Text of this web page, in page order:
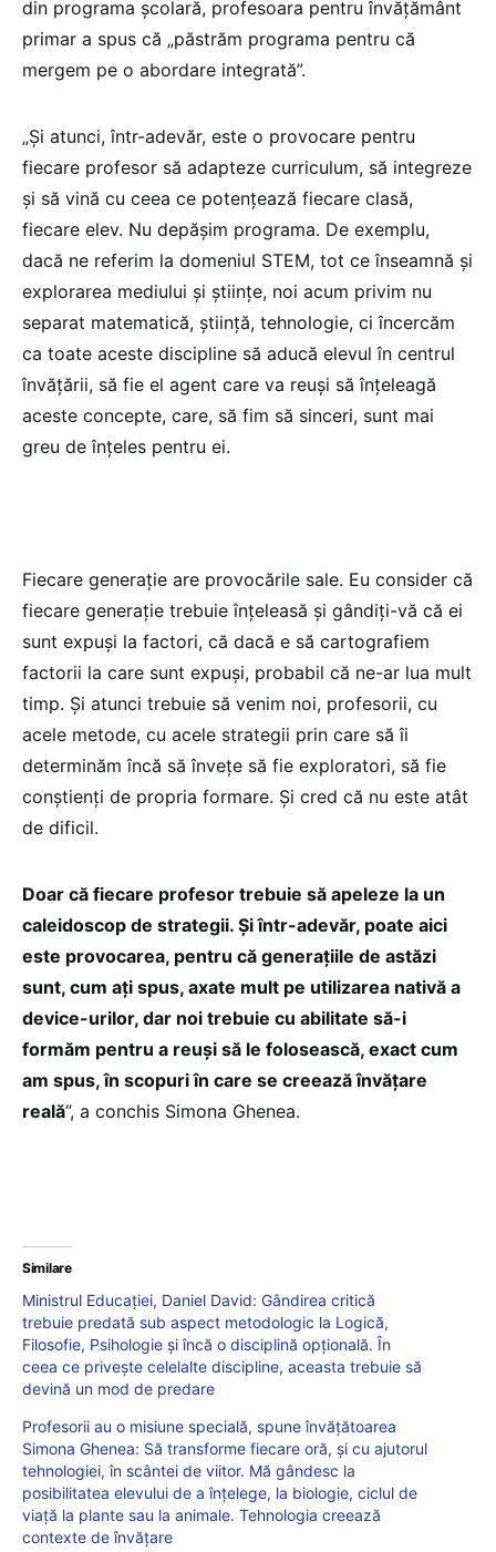
din programa școlară, profesoara pentru învățământ
primar a spus că „păstrăm programa pentru că
mergem pe o abordare integrată”.
„Și atunci, într-adevăr, este o provocare pentru
fiecare profesor să adapteze curriculum, să integreze
și să vină cu ceea ce potențează fiecare clasă,
fiecare elev. Nu depășim programa. De exemplu,
dacă ne referim la domeniul STEM, tot ce înseamnă și
explorarea mediului și științe, noi acum privim nu
separat matematică, știință, tehnologie, ci încercăm
ca toate aceste discipline să aducă elevul în centrul
învățării, să fie el agent care va reuși să înțeleagă
aceste concepte, care, să fim să sinceri, sunt mai
greu de înțeles pentru ei.
Fiecare generație are provocările sale. Eu consider că
fiecare generație trebuie înțeleasă și gândiți-vă că ei
sunt expuși la factori, că dacă e să cartografiem
factorii la care sunt expuși, probabil că ne-ar lua mult
timp. Și atunci trebuie să venim noi, profesorii, cu
acele metode, cu acele strategii prin care să îi
determinăm încă să învețe să fie exploratori, să fie
conștienți de propria formare. Și cred că nu este atât
de dificil.
Doar că fiecare profesor trebuie să apeleze la un
caleidoscop de strategii. Și într-adevăr, poate aici
este provocarea, pentru că generațiile de astăzi
sunt, cum ați spus, axate mult pe utilizarea nativă a
device-urilor, dar noi trebuie cu abilitate să-i
formăm pentru a reuși să le folosească, exact cum
am spus, în scopuri în care se creează învățare
reală”, a conchis Simona Ghenea.
Similare
Ministrul Educației, Daniel David: Gândirea critică
trebuie predată sub aspect metodologic la Logică,
Filosofie, Psihologie și încă o disciplină opțională. În
ceea ce privește celelalte discipline, aceasta trebuie să
devină un mod de predare
Profesorii au o misiune specială, spune învățătoarea
Simona Ghenea: Să transforme fiecare oră, și cu ajutorul
tehnologiei, în scântei de viitor. Mă gândesc la
posibilitatea elevului de a înțelege, la biologie, ciclul de
viață la plante sau la animale. Tehnologia creează
contexte de învățare